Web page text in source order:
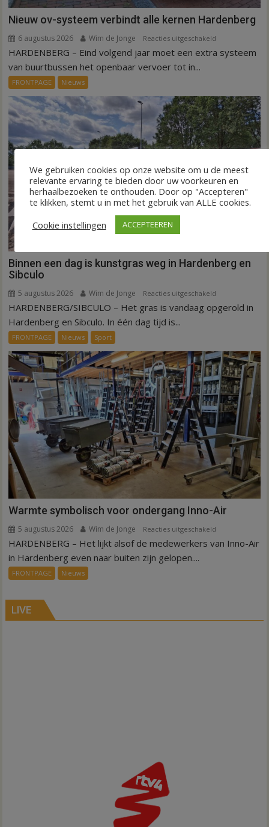
Nieuw ov-systeem verbindt alle kernen Hardenberg
6 augustus 2026 Wim de Jonge Reacties uitgeschakeld
Nieuw
alle
kernen
Hardenberg
HARDENBERG – Eind volgend jaar moet een extra systeem
van buurtbussen het openbaar vervoer tot in...
FRONTPAGE Nieuws
Binnen een dag is kunstgras weg in Hardenberg en
Sibculo
5 augustus 2026 Wim de Jonge Reacties uitgeschakeld
Binnen
kunstgras
weg
in
Hardenberg
en
Sibculo
HARDENBERG/SIBCULO – Het gras is vandaag opgerold in
Hardenberg en Sibculo. In één dag tijd is...
FRONTPAGE Nieuws Sport
Warmte symbolisch voor ondergang Inno-Air
5 augustus 2026 Wim de Jonge Reacties uitgeschakeld
Warmte
HARDENBERG – Het lijkt alsof de medewerkers van Inno-Air
in Hardenberg even naar buiten zijn gelopen....
FRONTPAGE Nieuws
LIVE
We gebruiken cookies op onze website om u de meest
relevante ervaring te bieden door uw voorkeuren en
herhaalbezoeken te onthouden. Door op "Accepteren"
te klikken, stemt u in met het gebruik van ALLE cookies.
Cookie instellingen
ACCEPTEEREN